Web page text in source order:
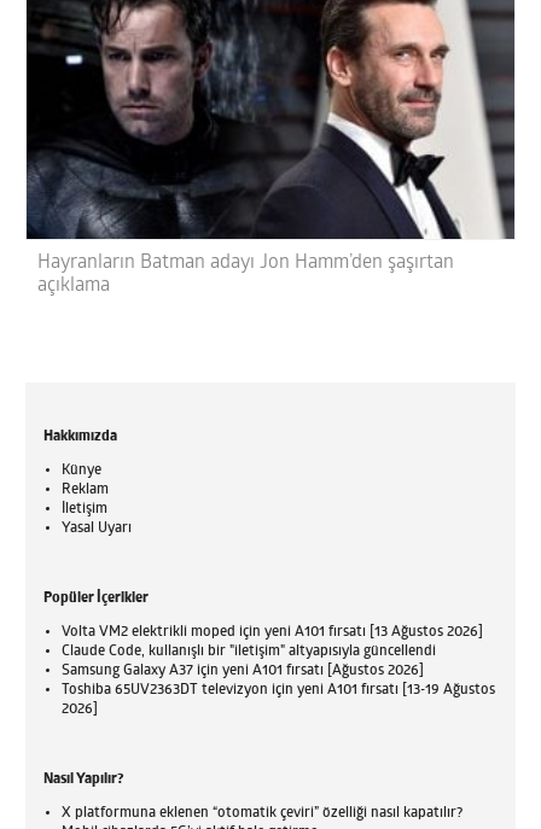
Hayranların Batman adayı Jon Hamm’den şaşırtan
açıklama
Hakkımızda
Künye
Reklam
İletişim
Yasal Uyarı
Popüler İçerikler
Volta VM2 elektrikli moped için yeni A101 fırsatı [13 Ağustos 2026]
Claude Code, kullanışlı bir "iletişim" altyapısıyla güncellendi
Samsung Galaxy A37 için yeni A101 fırsatı [Ağustos 2026]
Toshiba 65UV2363DT televizyon için yeni A101 fırsatı [13-19 Ağustos
2026]
Nasıl Yapılır?
X platformuna eklenen “otomatik çeviri” özelliği nasıl kapatılır?